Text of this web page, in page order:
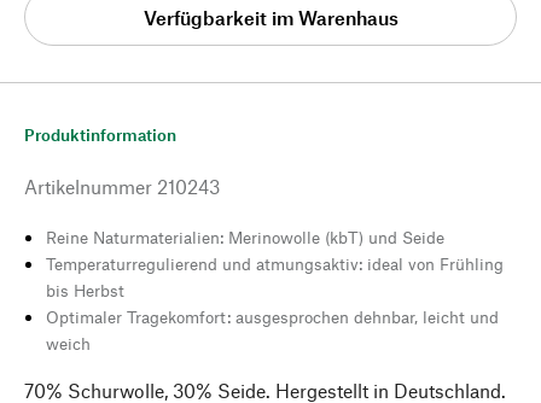
Verfügbarkeit im Warenhaus
Produktinformation
Artikelnummer 210243
Reine Naturmaterialien: Merinowolle (kbT) und Seide
Temperaturregulierend und atmungsaktiv: ideal von Frühling
bis Herbst
Optimaler Tragekomfort: ausgesprochen dehnbar, leicht und
weich
70% Schurwolle, 30% Seide. Hergestellt in Deutschland.